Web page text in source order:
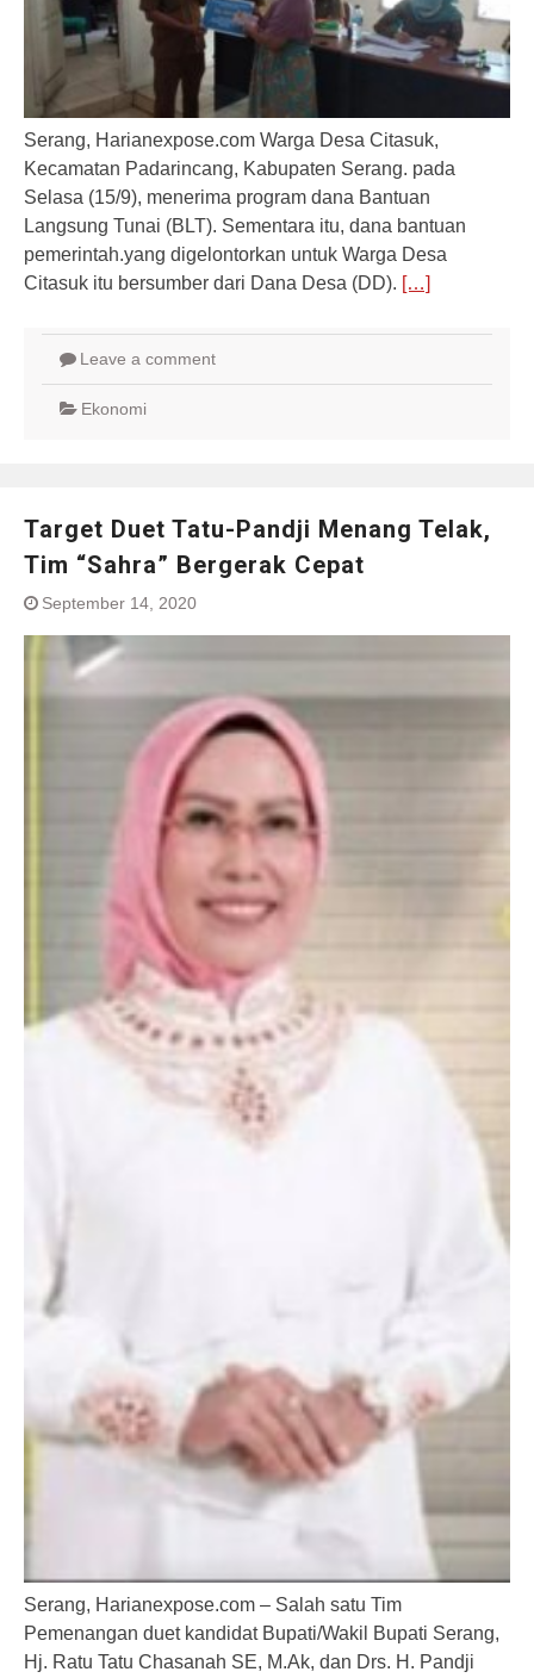
Serang, Harianexpose.com Warga Desa Citasuk,
Kecamatan Padarincang, Kabupaten Serang. pada
Selasa (15/9), menerima program dana Bantuan
Langsung Tunai (BLT). Sementara itu, dana bantuan
pemerintah.yang digelontorkan untuk Warga Desa
Citasuk itu bersumber dari Dana Desa (DD). […]
Leave a comment
Ekonomi
Target Duet Tatu-Pandji Menang Telak,
Tim “Sahra” Bergerak Cepat
September 14, 2020
Serang, Harianexpose.com – Salah satu Tim
Pemenangan duet kandidat Bupati/Wakil Bupati Serang,
Hj. Ratu Tatu Chasanah SE, M.Ak, dan Drs. H. Pandji